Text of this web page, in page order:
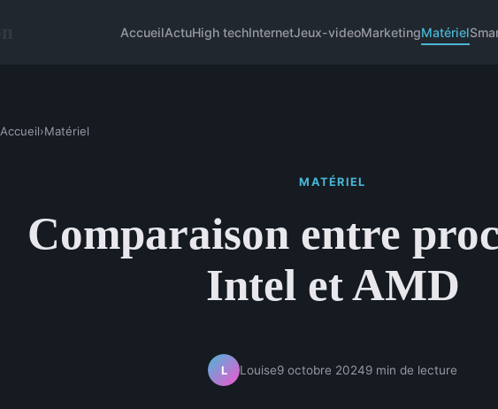
AccueilActuHigh techInternetJeux-videoMarketingMatériel
Accueil›Matériel
MATÉRIEL
Comparaison entre
Intel et AMD
L Louise9 octobre 20249 min de lecture